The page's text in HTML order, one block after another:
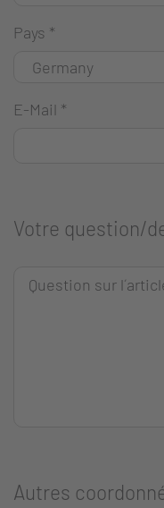
Pays *
E-Mail *
Votre question/
Autres